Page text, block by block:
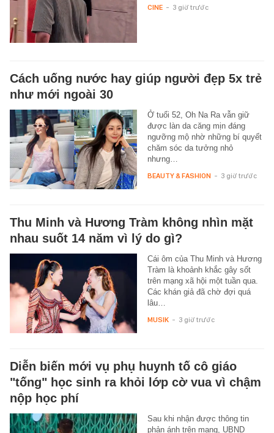
CINE - 3 giờ trước
Cách uống nước hay giúp người đẹp 5x trẻ
như mới ngoài 30
Ở tuổi 52, Oh Na Ra vẫn giữ
được làn da căng mịn đáng
ngưỡng mộ nhờ những bí quyết
chăm sóc da tưởng nhỏ
nhưng…
BEAUTY & FASHION - 3 giờ trước
Thu Minh và Hương Tràm không nhìn mặt
nhau suốt 14 năm vì lý do gì?
Cái ôm của Thu Minh và Hương
Tràm là khoảnh khắc gây sốt
trên mạng xã hội một tuần qua.
Các khán giả đã chờ đợi quá
lâu…
MUSIK - 3 giờ trước
Diễn biến mới vụ phụ huynh tố cô giáo
"tống" học sinh ra khỏi lớp cờ vua vì chậm
nộp học phí
Sau khi nhận được thông tin
phản ánh trên mạng, UBND